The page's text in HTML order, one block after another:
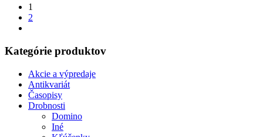
1
2
Kategórie produktov
Akcie a výpredaje
Antikvariát
Časopisy
Drobnosti
Domino
Iné